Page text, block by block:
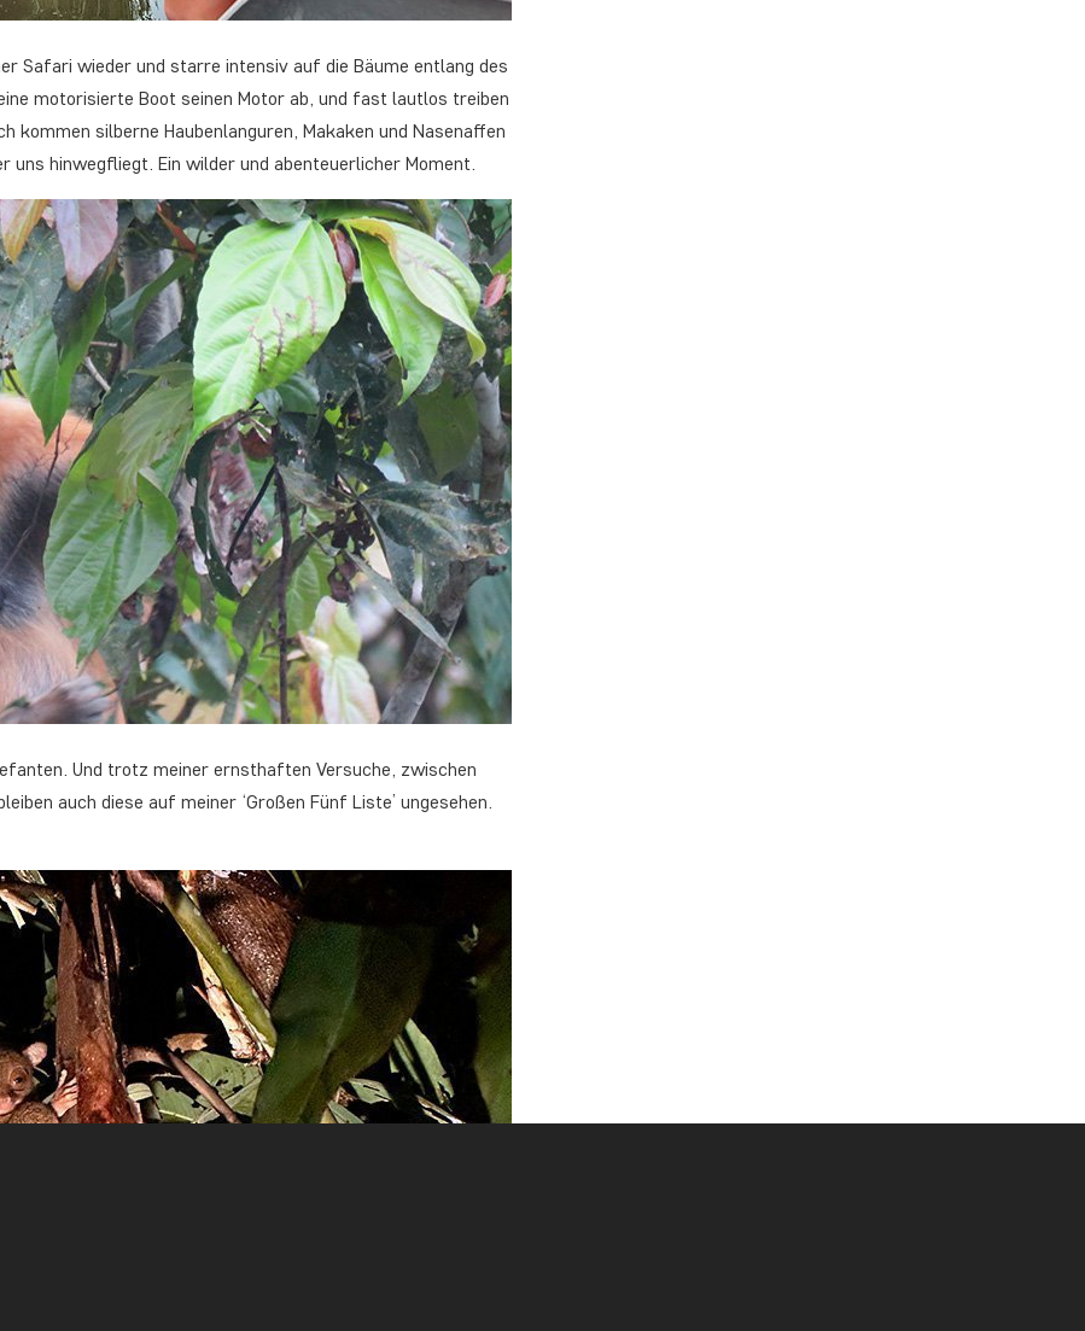
Safari wieder und starre intensiv auf die Bäume entlang des
motorisierte Boot seinen Motor ab, und fast lautlos treiben
kommen silberne Haubenlanguren, Makaken und Nasenaffen
uns hinwegfliegt. Ein wilder und abenteuerlicher Moment.
Und trotz meiner ernsthaften Versuche, zwischen
auch diese auf meiner ‘Großen Fünf Liste’ ungesehen.